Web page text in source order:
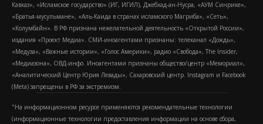
Кавказ», «Исламское государство» (ИГ, ИГИЛ), Джебхад-ан-Нусра, «АУМ Синрике»,
«Братья-мусульмане», «Аль-Каида в странах исламского Магриба», «Сеть»,
«Колумбайн». В РФ признана нежелательной деятельность «Открытой России»,
издания «Проект Медиа». СМИ-иноагентами признаны: телеканал «Дождь»,
«Медуза», «Важные истории», «Голос Америки», радио «Свобода», The Insider,
«Медиазона», ОВД-инфо. Иноагентами признаны общество/центр «Мемориал»,
«Аналитический Центр Юрия Левады», Сахаровский центр. Instagram и Facebook
(Metа) запрещены в РФ за экстремизм.
"На информационном ресурсе применяются рекомендательные технологии
(информационные технологии предоставления информации на основе сбора,